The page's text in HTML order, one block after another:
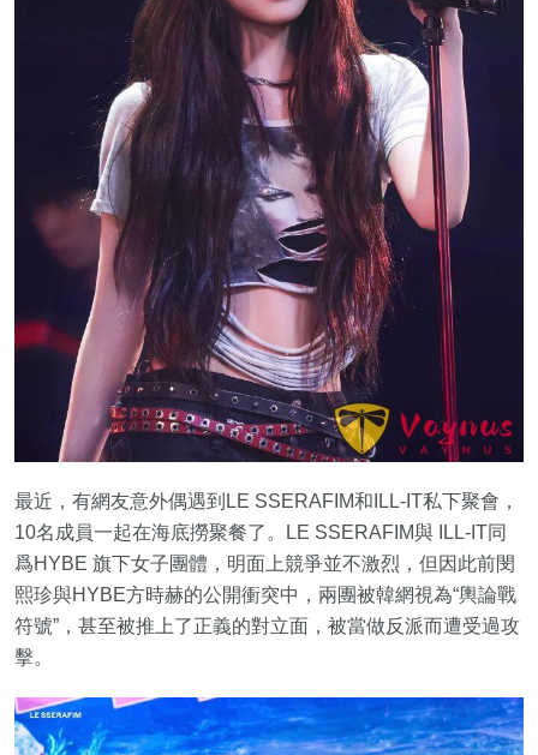
最近，有網友意外偶遇到LE SSERAFIM和ILL-IT私下聚會，
10名成員一起在海底撈聚餐了。LE SSERAFIM與 ILL-IT同
爲HYBE 旗下女子團體，明面上競爭並不激烈，但因此前閔
熙珍與HYBE方時赫的公開衝突中，兩團被韓網視為“輿論戰
符號”，甚至被推上了正義的對立面，被當做反派而遭受過攻
擊。